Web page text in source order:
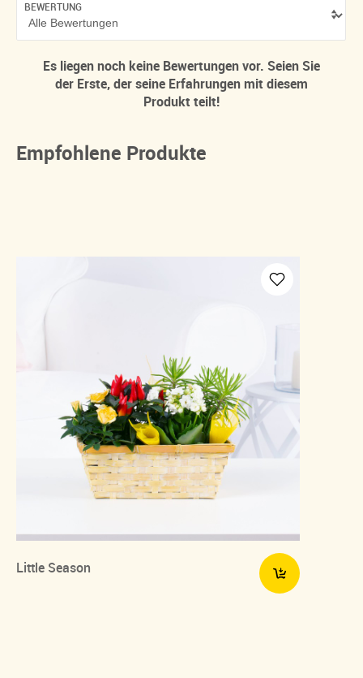
BEWERTUNG
Es liegen noch keine Bewertungen vor. Seien Sie
der Erste, der seine Erfahrungen mit diesem
Produkt teilt!
Empfohlene Produkte
Little Season